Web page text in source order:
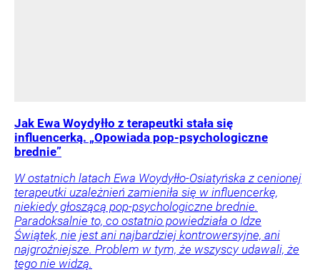
Jak Ewa Woydyłło z terapeutki stała się
influencerką. „Opowiada pop-psychologiczne
brednie”
W ostatnich latach Ewa Woydyłło-Osiatyńska z cenionej
terapeutki uzależnień zamieniła się w influencerkę,
niekiedy głoszącą pop-psychologiczne brednie.
Paradoksalnie to, co ostatnio powiedziała o Idze
Świątek, nie jest ani najbardziej kontrowersyjne, ani
najgroźniejsze. Problem w tym, że wszyscy udawali, że
tego nie widzą.